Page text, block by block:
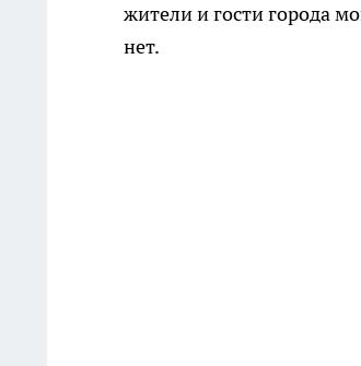
жители и гости города
нет.